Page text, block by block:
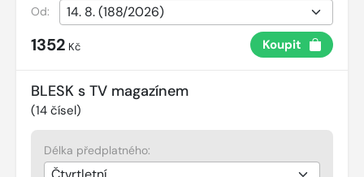
Od:
1352 Kč Koupit
BLESK s TV magazínem
(14 čísel)
Délka předplatného: